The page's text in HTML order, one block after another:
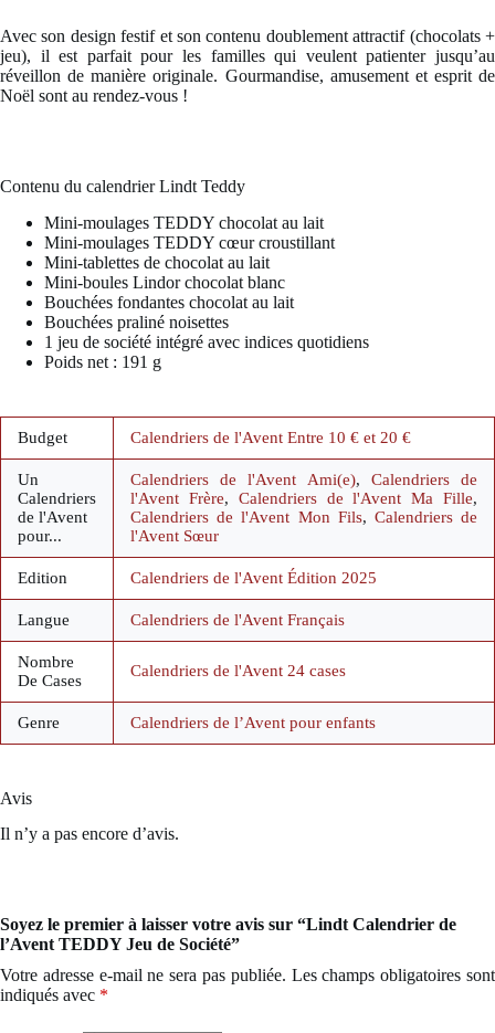
Avec son design festif et son contenu doublement attractif (chocolats +
jeu), il est parfait pour les familles qui veulent patienter jusqu’au
réveillon de manière originale. Gourmandise, amusement et esprit de
Noël sont au rendez-vous !
Contenu du calendrier Lindt Teddy
Mini-moulages TEDDY chocolat au lait
Mini-moulages TEDDY cœur croustillant
Mini-tablettes de chocolat au lait
Mini-boules Lindor chocolat blanc
Bouchées fondantes chocolat au lait
Bouchées praliné noisettes
1 jeu de société intégré avec indices quotidiens
Poids net : 191 g
Budget Calendriers de l'Avent Entre 10 € et 20 €
Un
Calendriers
de l'Avent
pour...
Calendriers de l'Avent Ami(e), Calendriers de
l'Avent Frère, Calendriers de l'Avent Ma Fille,
Calendriers de l'Avent Mon Fils, Calendriers de
l'Avent Sœur
Edition Calendriers de l'Avent Édition 2025
Langue Calendriers de l'Avent Français
Nombre
De Cases
Calendriers de l'Avent 24 cases
Genre Calendriers de l’Avent pour enfants
Avis
Il n’y a pas encore d’avis.
Soyez le premier à laisser votre avis sur “Lindt Calendrier de
l’Avent TEDDY Jeu de Société”
Votre adresse e-mail ne sera pas publiée. Les champs obligatoires sont
indiqués avec *